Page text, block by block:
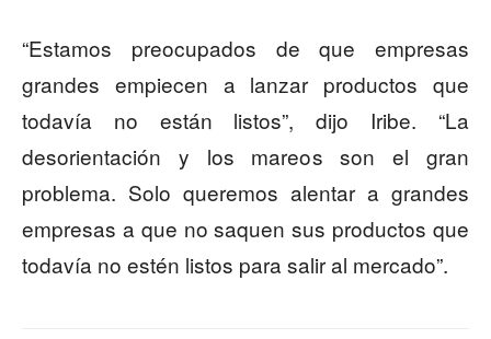
“Estamos preocupados de que empresas
grandes empiecen a lanzar productos que
todavía no están listos”, dijo Iribe. “La
desorientación y los mareos son el gran
problema. Solo queremos alentar a grandes
empresas a que no saquen sus productos que
todavía no estén listos para salir al mercado”.